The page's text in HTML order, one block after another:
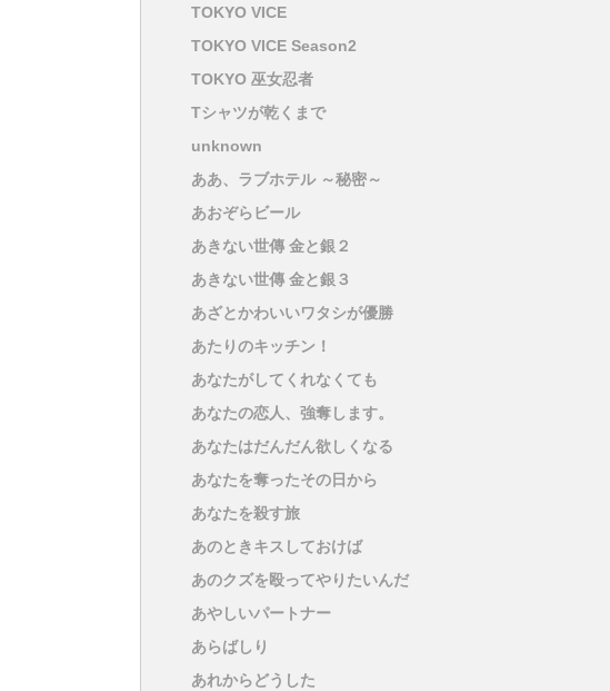
TOKYO VICE
TOKYO VICE Season2
TOKYO 巫女忍者
Tシャツが乾くまで
unknown
ああ、ラブホテル ～秘密～
あおぞらビール
あきない世傳 金と銀２
あきない世傳 金と銀３
あざとかわいいワタシが優勝
あたりのキッチン！
あなたがしてくれなくても
あなたの恋人、強奪します。
あなたはだんだん欲しくなる
あなたを奪ったその日から
あなたを殺す旅
あのときキスしておけば
あのクズを殴ってやりたいんだ
あやしいパートナー
あらばしり
あれからどうした